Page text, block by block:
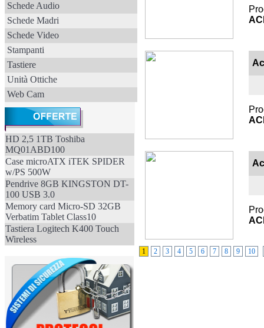
Schede Audio
Schede Madri
Schede Video
Stampanti
Tastiere
Unità Ottiche
Web Cam
HD 2,5 1TB Toshiba
MQ01ABD100
Case microATX iTEK SPIDER
w/PS 500W
Pendrive 8GB KINGSTON DT-
100 USB 3.0
Memory card Micro-SD 32GB
Verbatim Tablet Class10
Tastiera Logitech K400 Touch
Wireless
1 2 3 4 5 6 7 8 9 10